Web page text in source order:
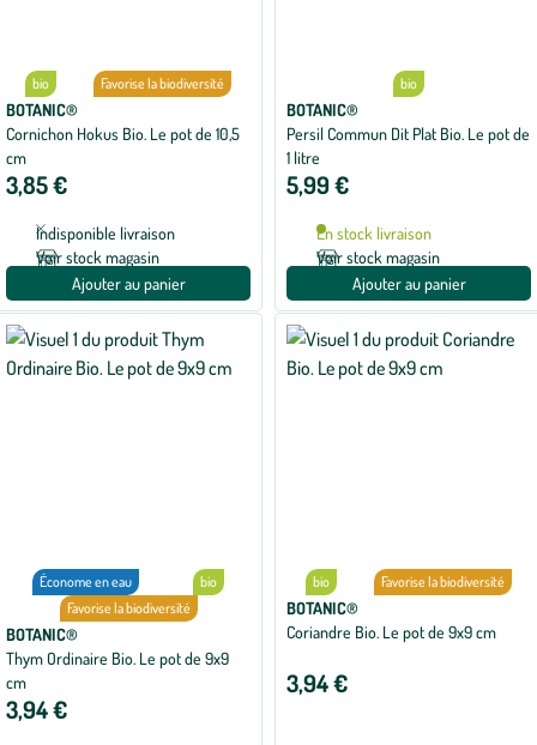
bio Favorise la biodiversité
BOTANIC®
Cornichon Hokus Bio. Le pot de 10,5
cm
3,85 €
Indisponible livraison
Voir stock magasin
Ajouter au panier
bio
BOTANIC®
Persil Commun Dit Plat Bio. Le pot de
1 litre
5,99 €
En stock livraison
Voir stock magasin
Ajouter au panier
Économe en eau
bio
Favorise la biodiversité
BOTANIC®
Thym Ordinaire Bio. Le pot de 9x9
cm
3,94 €
bio Favorise la biodiversité
BOTANIC®
Coriandre Bio. Le pot de 9x9 cm
3,94 €